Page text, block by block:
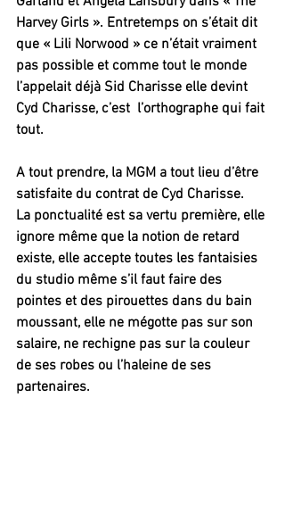
Harvey Girls ». Entretemps on s’était dit
que « Lili Norwood » ce n’était vraiment
pas possible et comme tout le monde
l’appelait déjà Sid Charisse elle devint
Cyd Charisse, c’est  l’orthographe qui fait
tout.
A tout prendre, la MGM a tout lieu d’être
satisfaite du contrat de Cyd Charisse.
La ponctualité est sa vertu première, elle
ignore même que la notion de retard
existe, elle accepte toutes les fantaisies
du studio même s’il faut faire des
pointes et des pirouettes dans du bain
moussant, elle ne mégotte pas sur son
salaire, ne rechigne pas sur la couleur
de ses robes ou l’haleine de ses
partenaires.